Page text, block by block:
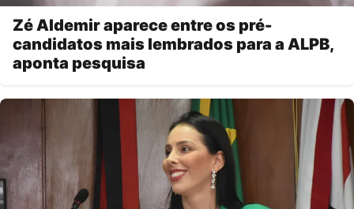
Zé Aldemir aparece entre os pré-
candidatos mais lembrados para a ALPB,
aponta pesquisa